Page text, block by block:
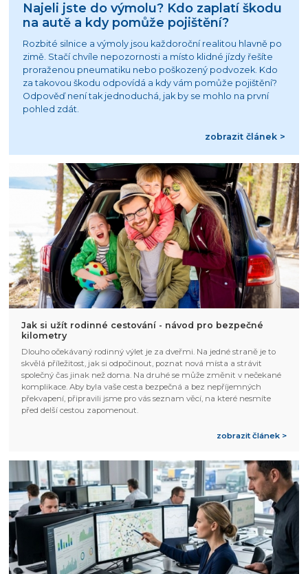
Najeli jste do výmolu? Kdo zaplatí škodu
na autě a kdy pomůže pojištění?
Rozbité silnice a výmoly jsou každoroční realitou hlavně po
zimě. Stačí chvíle nepozornosti a místo klidné jízdy řešíte
proraženou pneumatiku nebo poškozený podvozek. Kdo
za takovou škodu odpovídá a kdy vám pomůže pojištění?
Odpověď není tak jednoduchá, jak by se mohlo na první
pohled zdát.
zobrazit článek >
Jak si užít rodinné cestování - návod pro bezpečné
kilometry
Dlouho očekávaný rodinný výlet je za dveřmi. Na jedné straně je to
skvělá příležitost, jak si odpočinout, poznat nová místa a strávit
společný čas jinak než doma. Na druhé se může změnit v nečekané
komplikace. Aby byla vaše cesta bezpečná a bez nepříjemných
překvapení, připravili jsme pro vás seznam věcí, na které nesmíte
před delší cestou zapomenout.
zobrazit článek >